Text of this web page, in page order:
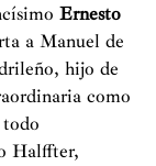
Ernesto
a Manuel de
hijo de
como
Halffter,